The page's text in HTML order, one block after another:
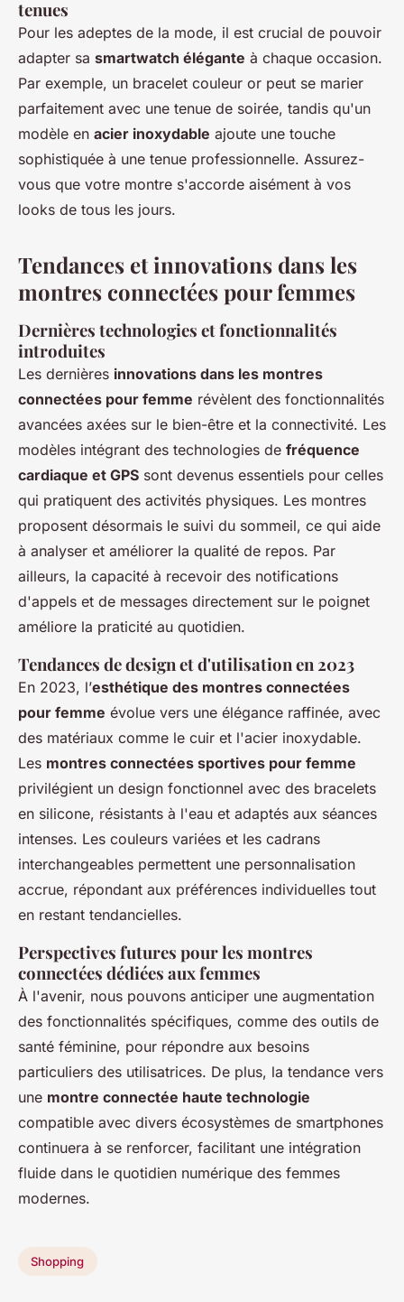
tenues
Pour les adeptes de la mode, il est crucial de pouvoir
adapter sa smartwatch élégante à chaque occasion.
Par exemple, un bracelet couleur or peut se marier
parfaitement avec une tenue de soirée, tandis qu'un
modèle en acier inoxydable ajoute une touche
sophistiquée à une tenue professionnelle. Assurez-
vous que votre montre s'accorde aisément à vos
looks de tous les jours.
Tendances et innovations dans les
montres connectées pour femmes
Dernières technologies et fonctionnalités
introduites
Les dernières innovations dans les montres
connectées pour femme révèlent des fonctionnalités
avancées axées sur le bien-être et la connectivité. Les
modèles intégrant des technologies de fréquence
cardiaque et GPS sont devenus essentiels pour celles
qui pratiquent des activités physiques. Les montres
proposent désormais le suivi du sommeil, ce qui aide
à analyser et améliorer la qualité de repos. Par
ailleurs, la capacité à recevoir des notifications
d'appels et de messages directement sur le poignet
améliore la praticité au quotidien.
Tendances de design et d'utilisation en 2023
En 2023, l’esthétique des montres connectées
pour femme évolue vers une élégance raffinée, avec
des matériaux comme le cuir et l'acier inoxydable.
Les montres connectées sportives pour femme
privilégient un design fonctionnel avec des bracelets
en silicone, résistants à l'eau et adaptés aux séances
intenses. Les couleurs variées et les cadrans
interchangeables permettent une personnalisation
accrue, répondant aux préférences individuelles tout
en restant tendancielles.
Perspectives futures pour les montres
connectées dédiées aux femmes
À l'avenir, nous pouvons anticiper une augmentation
des fonctionnalités spécifiques, comme des outils de
santé féminine, pour répondre aux besoins
particuliers des utilisatrices. De plus, la tendance vers
une montre connectée haute technologie
compatible avec divers écosystèmes de smartphones
continuera à se renforcer, facilitant une intégration
fluide dans le quotidien numérique des femmes
modernes.
Shopping